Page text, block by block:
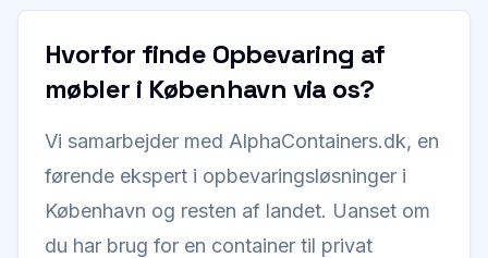
Hvorfor finde Opbevaring af
møbler i København via os?
Vi samarbejder med AlphaContainers.dk, en
førende ekspert i opbevaringsløsninger i
København og resten af landet. Uanset om
du har brug for en container til privat